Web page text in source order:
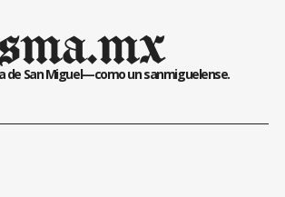
de San Miguel—como un sanmiguelense.